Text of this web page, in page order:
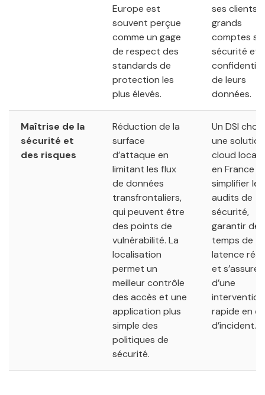
Europe est
souvent perçue
comme un gage
de respect des
standards de
protection les
plus élevés.
ses clients
grands
comptes
sécurité et
de leurs
données.
Maîtrise de la
sécurité et
des risques
Réduction de la
surface
d’attaque en
limitant les flux
de données
transfrontaliers,
qui peuvent être
des points de
vulnérabilité. La
localisation
permet un
meilleur contrôle
des accès et une
application plus
simple des
politiques de
sécurité.
Un DSI
une solution
cloud
en France
simplifier les
audits de
sécurité,
garantir des
temps de
latence
et s’assurer
d’une
intervention
rapide en
d’incident.